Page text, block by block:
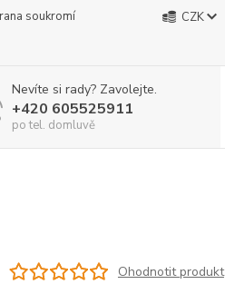
soukromí
CZK
Nevíte si rady? Zavolejte.
+420 605525911
po tel. domluvě
Ohodnotit produkt